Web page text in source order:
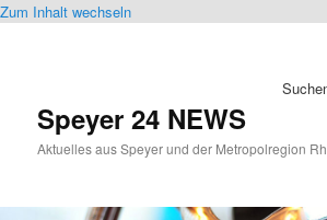
Zum Inhalt wechseln
Speyer 24 NEWS
Aktuelles aus Speyer und der Metropolregion